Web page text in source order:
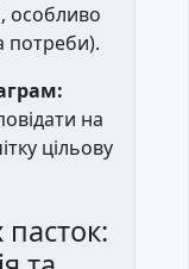
особливо
потреби).
на
цільову